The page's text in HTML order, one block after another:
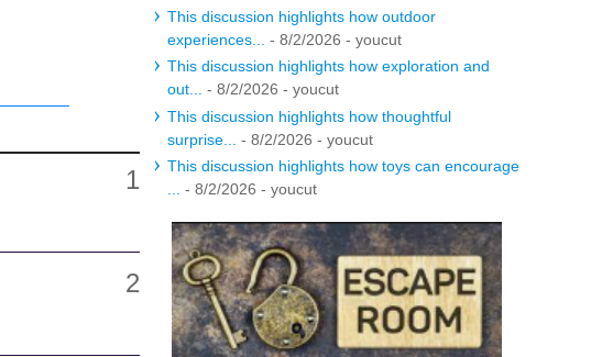
This discussion highlights how outdoor
experiences...
- 8/2/2026 - youcut
This discussion highlights how exploration and
out...
- 8/2/2026 - youcut
This discussion highlights how thoughtful
surprise...
- 8/2/2026 - youcut
This discussion highlights how toys can encourage
- 8/2/2026 - youcut